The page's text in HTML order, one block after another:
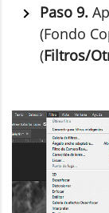
Paso 9.
(Fondo
(Filtros/